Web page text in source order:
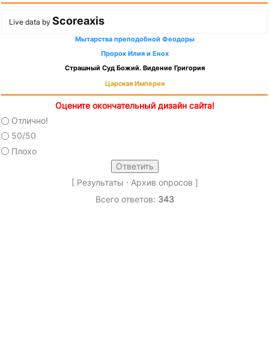
Live data by Scoreaxis
Мытарства преподобной Феодоры
Пророк Илия и Енох
Страшный Суд Божий. Видение Григория
Царская Империя
Оцените окончательный дизайн сайта!
Отлично!
50/50
Плохо
[ Результаты · Архив опросов ]
Всего ответов: 343